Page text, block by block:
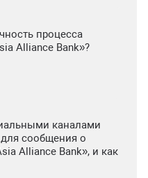
процесса
Alliance Bank»?
каналами
сообщения о
Alliance Bank», и как